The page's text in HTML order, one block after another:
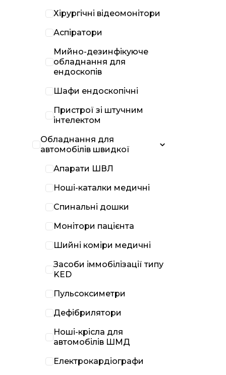
Хірургічні відеомонітори
Аспіратори
Мийно-дезинфікуюче
обладнання для
ендоскопів
Шафи ендоскопічні
Пристрої зі штучним
інтелектом
Обладнання для
автомобілів швидкої
Апарати ШВЛ
Ноші-каталки медичні
Спинальні дошки
Монітори пацієнта
Шийні коміри медичні
Засоби іммобілізації типу
KED
Пульсоксиметри
Дефібрилятори
Ноші-крісла для
автомобілів ШМД
Електрокардіографи